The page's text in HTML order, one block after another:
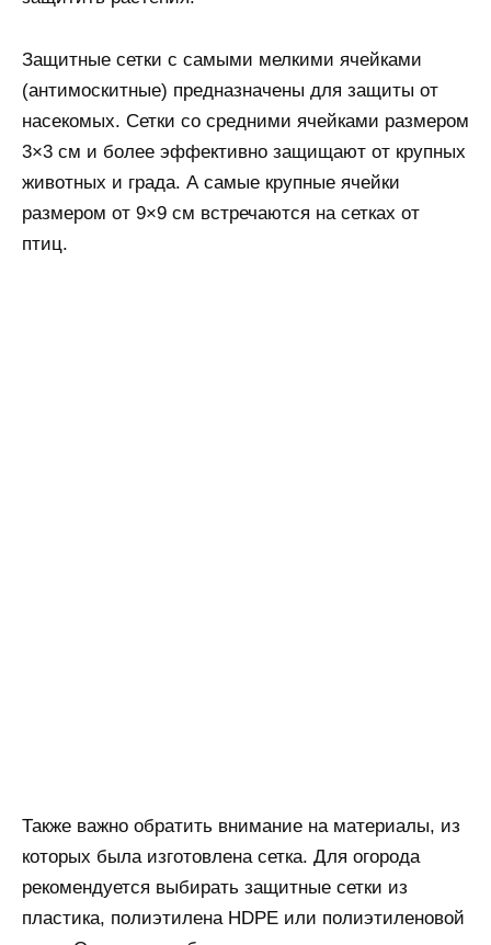
Защитные сетки с самыми мелкими ячейками
(антимоскитные) предназначены для защиты от
насекомых. Сетки со средними ячейками размером
3×3 см и более эффективно защищают от крупных
животных и града. А самые крупные ячейки
размером от 9×9 см встречаются на сетках от
птиц.
Также важно обратить внимание на материалы, из
которых была изготовлена сетка. Для огорода
рекомендуется выбирать защитные сетки из
пластика, полиэтилена HDPE или полиэтиленовой